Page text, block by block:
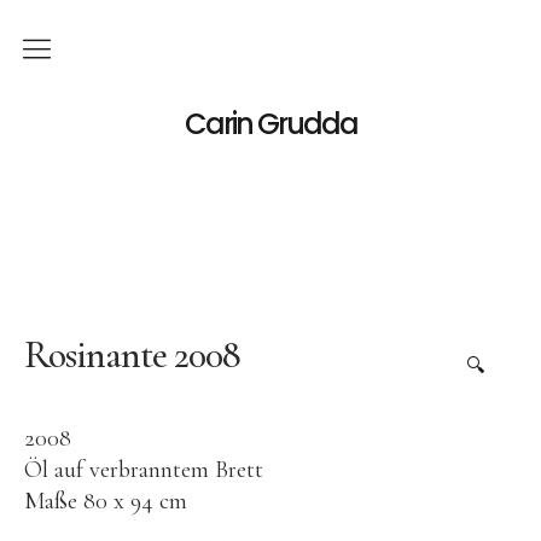
Carin Grudda
Deutsch
Ausstellungen
Werk
🔍
Rosinante 2008
2008
Öl auf verbranntem Brett
Maße 80 x 94 cm